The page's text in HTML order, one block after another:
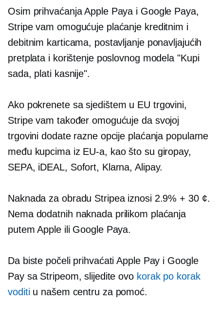
Osim prihvaćanja Apple Paya i Google Paya,
Stripe vam omogućuje plaćanje kreditnim i
debitnim karticama, postavljanje ponavljajućih
pretplata i korištenje poslovnog modela "Kupi
sada, plati kasnije".
Ako pokrenete sa sjedištem u EU trgovini,
Stripe vam također omogućuje da svojoj
trgovini dodate razne opcije plaćanja popularne
među kupcima iz EU-a, kao što su giropay,
SEPA, iDEAL, Sofort, Klarna, Alipay.
Naknada za obradu Stripea iznosi 2.9% + 30 ¢.
Nema dodatnih naknada prilikom plaćanja
putem Apple ili Google Paya.
Da biste počeli prihvaćati Apple Pay i Google
Pay sa Stripeom, slijedite ovo korak po korak
voditiu našem centru za pomoć.